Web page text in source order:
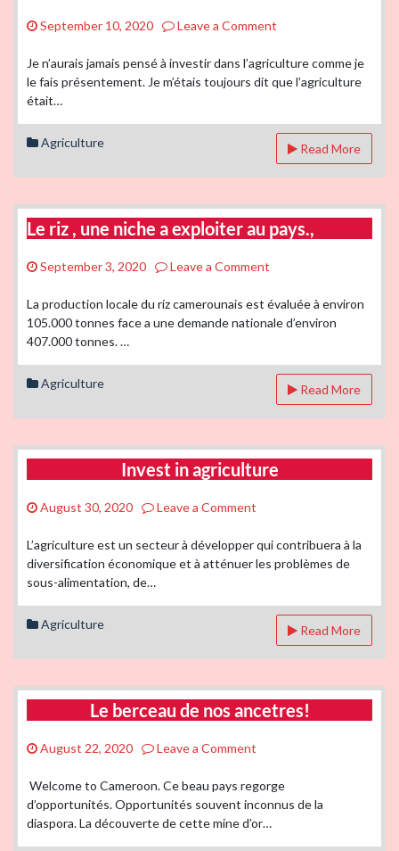
September 10, 2020 Leave a Comment
l’agriculture
as
income
stream.
Je n’aurais jamais pensé à investir dans l’agriculture comme je
le fais présentement. Je m’étais toujours dit que l’agriculture
était…
Agriculture Read More
Le riz , une niche a exploiter au pays.,
September 3, 2020 Leave a Comment
riz
,
exploiter
au
La production locale du riz camerounais est évaluée à environ
105.000 tonnes face a une demande nationale d’environ
407.000 tonnes. …
Agriculture Read More
Invest in agriculture
August 30, 2020 Leave a Comment
in
agriculture
L’agriculture est un secteur à développer qui contribuera à la
diversification économique et à atténuer les problèmes de
sous-alimentation, de…
Agriculture Read More
Le berceau de nos ancetres!
August 22, 2020 Leave a Comment
berceau
de
nos
Welcome to Cameroon. Ce beau pays regorge
d’opportunités. Opportunités souvent inconnus de la
diaspora. La découverte de cette mine d’or…